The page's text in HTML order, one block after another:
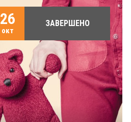
26
окт
ЗАВЕРШЕНО